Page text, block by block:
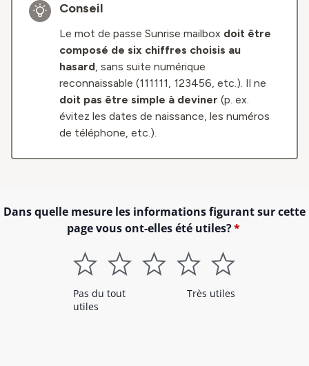
Conseil
Le mot de passe Sunrise mailbox doit être
composé de six chiffres choisis au
hasard, sans suite numérique
reconnaissable (111111, 123456, etc.). Il ne
doit pas être simple à deviner (p. ex.
évitez les dates de naissance, les numéros
de téléphone, etc.).